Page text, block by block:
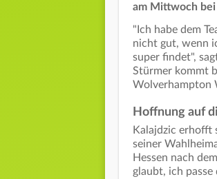
am Mittwoch
"Ich habe dem
nicht gut, wenn
super findet",
Stürmer kommt
Wolverhampton
Hoffnung auf
Kalajdzic erhofft
seiner
Hessen nach
glaubt, ich